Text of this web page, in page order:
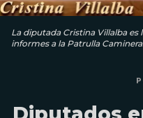
La diputada Cristina Villalba
informes a la Patrulla